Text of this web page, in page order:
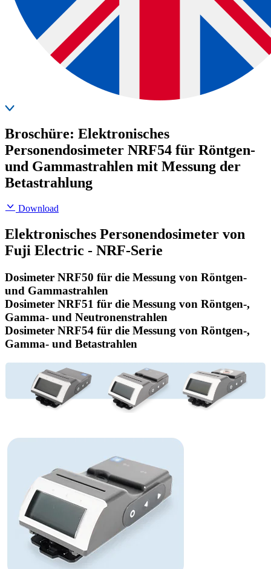
Broschüre: Elektronisches
Personendosimeter NRF54 für Röntgen-
und Gammastrahlen mit Messung der
Betastrahlung
Download
Elektronisches Personendosimeter von
Fuji Electric - NRF-Serie
Dosimeter NRF50 für die Messung von Röntgen-
und Gammastrahlen
Dosimeter NRF51 für die Messung von Röntgen-,
Gamma- und Neutronenstrahlen
Dosimeter NRF54 für die Messung von Röntgen-,
Gamma- und Betastrahlen